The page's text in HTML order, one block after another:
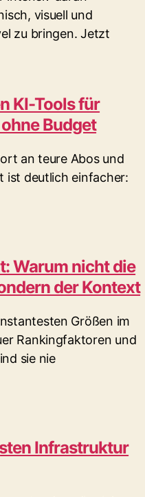
visuell und
zu bringen. Jetzt
KI-Tools für
Budget
an teure Abos und
ist deutlich einfacher:
Warum nicht die
der Kontext
Größen im
Rankingfaktoren und
sie nie
Infrastruktur